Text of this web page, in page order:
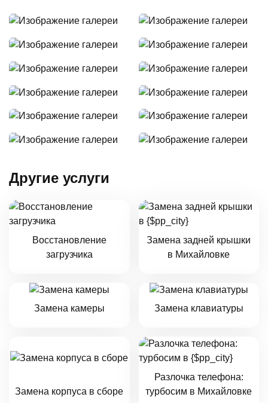
Другие услуги
Восстановление
загрузчика
Замена задней крышки
в Михайловке
Замена камеры Замена клавиатуры
Замена корпуса в сборе
Разлочка телефона:
турбосим в Михайловке